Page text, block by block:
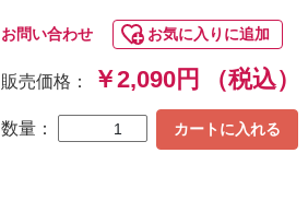
お問い合わせ お気に入りに追加
販売価格： ￥2,090円 （税込）
数量： カートに入れる